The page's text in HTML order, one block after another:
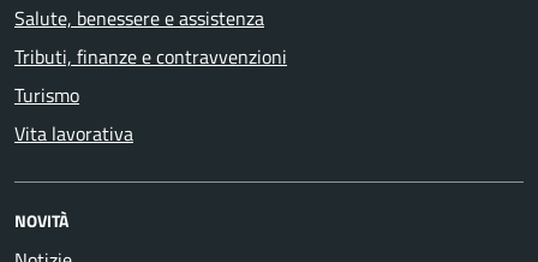
Salute, benessere e assistenza
Tributi, finanze e contravvenzioni
Turismo
Vita lavorativa
NOVITÀ